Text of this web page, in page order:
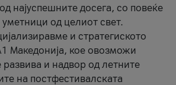
најуспешните досега, со повеќе
од целиот свет.
и стратегиското
Македонија, кое овозможи
развива и надвор од летните
на постфестивалската